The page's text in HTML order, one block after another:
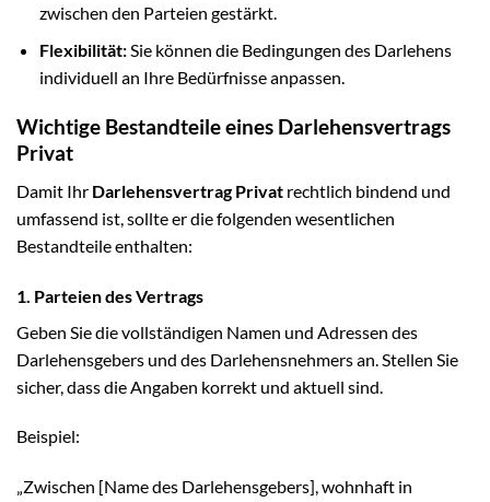
zwischen den Parteien gestärkt.
Flexibilität:Sie können die Bedingungen des Darlehens
individuell an Ihre Bedürfnisse anpassen.
Wichtige Bestandteile eines Darlehensvertrags
Privat
Damit Ihr Darlehensvertrag Privat rechtlich bindend und
umfassend ist, sollte er die folgenden wesentlichen
Bestandteile enthalten:
1. Parteien des Vertrags
Geben Sie die vollständigen Namen und Adressen des
Darlehensgebers und des Darlehensnehmers an. Stellen Sie
sicher, dass die Angaben korrekt und aktuell sind.
Beispiel:
„Zwischen [Name des Darlehensgebers], wohnhaft in